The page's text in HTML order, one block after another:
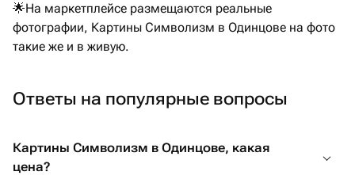
🌟На маркетплейсе размещаются реальные
фотографии, Картины Символизм в Одинцове на фото
такие же и в живую.
Ответы на популярные вопросы
Картины Символизм в Одинцове, какая
цена?